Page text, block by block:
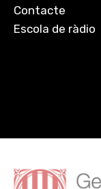
Contacte
Escola de ràdio